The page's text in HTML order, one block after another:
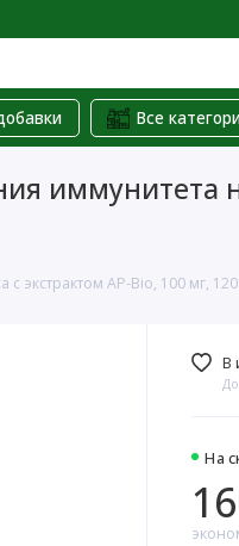
Все
иммунитета
AP-Bio, 100 мг, 120
На
В